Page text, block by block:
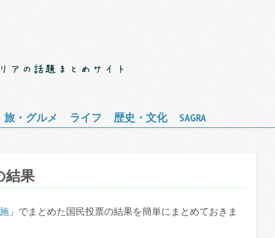
旅・グルメ ライフ 歴史・文化 SAGRA
結果
」でまとめた国民投票の結果を簡単にまとめておきま